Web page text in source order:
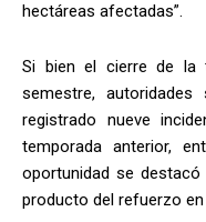
hectáreas afectadas”.
Si bien el cierre de la
semestre,
registrado nueve
temporada anterior,
oportunidad se
producto del refuerzo